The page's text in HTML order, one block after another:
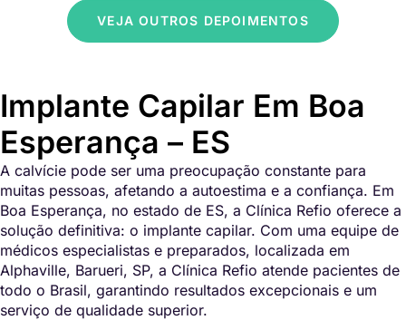
VEJA OUTROS DEPOIMENTOS
Implante Capilar Em Boa
Esperança – ES
A calvície pode ser uma preocupação constante para
muitas pessoas, afetando a autoestima e a confiança. Em
Boa Esperança, no estado de ES, a Clínica Refio oferece a
solução definitiva: o implante capilar. Com uma equipe de
médicos especialistas e preparados, localizada em
Alphaville, Barueri, SP, a Clínica Refio atende pacientes de
todo o Brasil, garantindo resultados excepcionais e um
serviço de qualidade superior.